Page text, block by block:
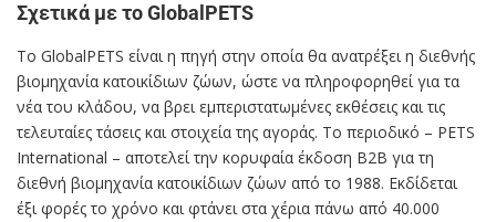
Σχετικά με το GlobalPETS
Το GlobalPETS είναι η πηγή στην οποία θα ανατρέξει η διεθνής
βιομηχανία κατοικίδιων ζώων, ώστε να πληροφορηθεί για τα
νέα του κλάδου, να βρει εμπεριστατωμένες εκθέσεις και τις
τελευταίες τάσεις και στοιχεία της αγοράς. Το περιοδικό – PETS
International – αποτελεί την κορυφαία έκδοση B2B για τη
διεθνή βιομηχανία κατοικίδιων ζώων από το 1988. Εκδίδεται
έξι φορές το χρόνο και φτάνει στα χέρια πάνω από 40.000